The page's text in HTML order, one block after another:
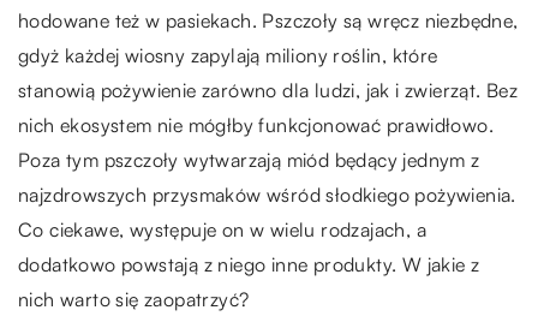
hodowane też w pasiekach. Pszczoły są wręcz niezbędne,
gdyż każdej wiosny zapylają miliony roślin, które
stanowią pożywienie zarówno dla ludzi, jak i zwierząt. Bez
nich ekosystem nie mógłby funkcjonować prawidłowo.
Poza tym pszczoły wytwarzają miód będący jednym z
najzdrowszych przysmaków wśród słodkiego pożywienia.
Co ciekawe, występuje on w wielu rodzajach, a
dodatkowo powstają z niego inne produkty. W jakie z
nich warto się zaopatrzyć?